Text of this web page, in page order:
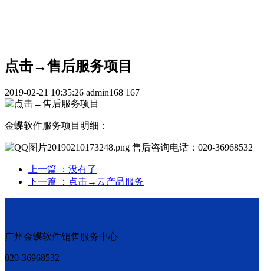
点击→售后服务项目
2019-02-21 10:35:26 admin168 167
金蝶软件服务项目明细：
售后咨询电话：020-36968532
上一篇
：没有了
下一篇
：点击→云产品服务
广州金蝶软件销售服务中心
020-36968532